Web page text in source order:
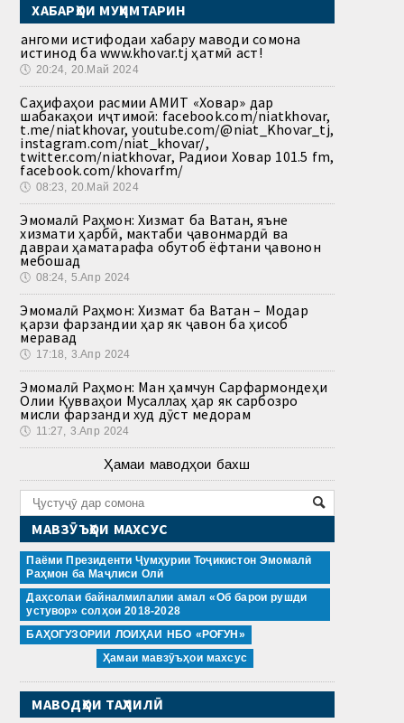
ХАБАРҲОИ МУҲИМТАРИН
Ҳангоми истифодаи хабару маводи сомона
истинод ба www.khovar.tj ҳатмӣ аст!
🕔 20:24, 20.Май 2024
Саҳифаҳои расмии АМИТ «Ховар» дар
шабакаҳои иҷтимоӣ: facebook.com/niatkhovar,
t.me/niatkhovar, youtube.com/@niat_Khovar_tj,
instagram.com/niat_khovar/,
twitter.com/niatkhovar, Радиои Ховар 101.5 fm,
facebook.com/khovarfm/
🕔 08:23, 20.Май 2024
Эмомалӣ Раҳмон: Хизмат ба Ватан, яъне
хизмати ҳарбӣ, мактаби ҷавонмардӣ ва
давраи ҳаматарафа обутоб ёфтани ҷавонон
мебошад
🕔 08:24, 5.Апр 2024
Эмомалӣ Раҳмон: Хизмат ба Ватан – Модар
қарзи фарзандии ҳар як ҷавон ба ҳисоб
меравад
🕔 17:18, 3.Апр 2024
Эмомалӣ Раҳмон: Ман ҳамчун Сарфармондеҳи
Олии Қувваҳои Мусаллаҳ ҳар як сарбозро
мисли фарзанди худ дӯст медорам
🕔 11:27, 3.Апр 2024
Ҳамаи маводҳои бахш
МАВЗӮЪҲОИ МАХСУС
Паёми Президенти Ҷумҳурии Тоҷикистон Эмомалӣ
Раҳмон ба Маҷлиси Олӣ
Даҳсолаи байналмилалии амал «Об барои рушди
устувор» солҳои 2018-2028
БАҲОГУЗОРИИ ЛОИҲАИ НБО «РОҒУН»
Ҳамаи мавзӯъҳои махсус
МАВОДҲОИ ТАҲЛИЛӢ